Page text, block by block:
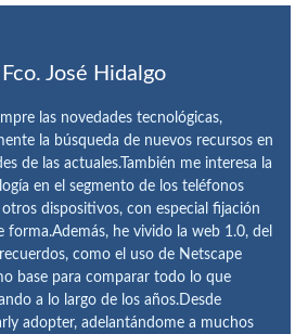
Fco. José Hidalgo
las novedades tecnológicas,
la búsqueda de nuevos recursos en
de las actuales.También me interesa la
en el segmento de los teléfonos
dispositivos, con especial fijación
forma.Además, he vivido la web 1.0, del
como el uso de Netscape
base para comparar todo lo que
a lo largo de los años.Desde
adopter, adelantándome a muchos